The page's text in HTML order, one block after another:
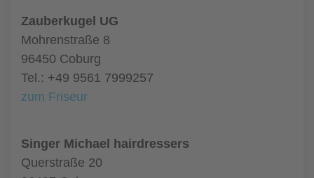
Zauberkugel UG
Mohrenstraße 8
96450 Coburg
Tel.: +49 9561 7999257
zum Friseur
Singer Michael hairdressers
Querstraße 20